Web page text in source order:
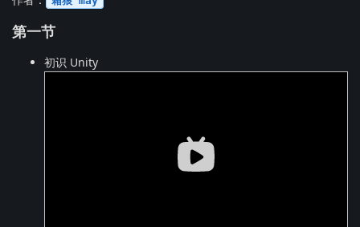
第一节
初识 Unity